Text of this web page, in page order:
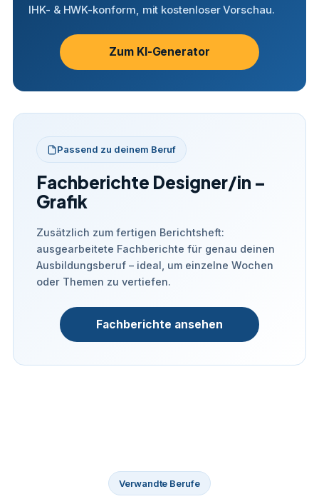
IHK- & HWK-konform, mit kostenloser Vorschau.
Zum KI-Generator
Passend zu deinem Beruf
Fachberichte Designer/in –
Grafik
Zusätzlich zum fertigen Berichtsheft:
ausgearbeitete Fachberichte für genau deinen
Ausbildungsberuf – ideal, um einzelne Wochen
oder Themen zu vertiefen.
Fachberichte ansehen
Verwandte Berufe